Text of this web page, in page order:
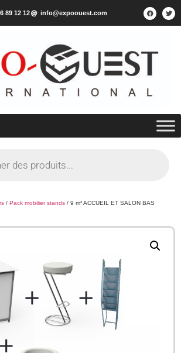
89 12 12 info@expoouest.com
/ Pack mobilier stands / 9 m² ACCUEIL ET SALON BAS